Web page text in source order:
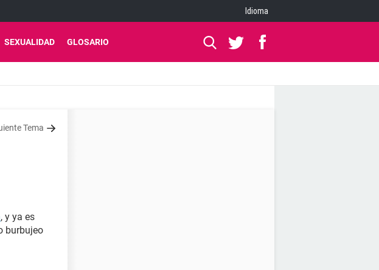
Idioma
SEXUALIDAD GLOSARIO
Tema
, y ya es
burbujeo